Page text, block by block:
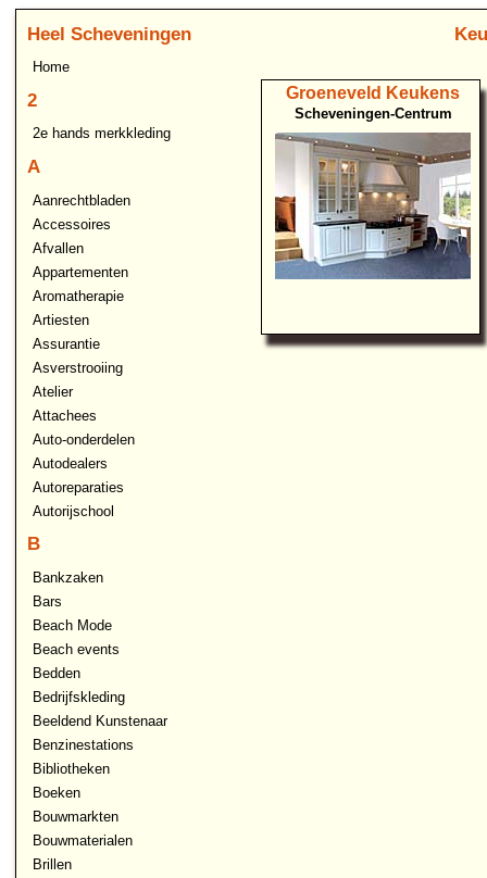
Heel Scheveningen
Home
2
2e hands merkkleding
A
Aanrechtbladen
Accessoires
Afvallen
Appartementen
Aromatherapie
Artiesten
Assurantie
Asverstrooiing
Atelier
Attachees
Auto-onderdelen
Autodealers
Autoreparaties
Autorijschool
B
Bankzaken
Bars
Beach Mode
Beach events
Bedden
Bedrijfskleding
Beeldend Kunstenaar
Benzinestations
Bibliotheken
Boeken
Bouwmarkten
Bouwmaterialen
Brillen
Groeneveld Keukens
Scheveningen-Centrum